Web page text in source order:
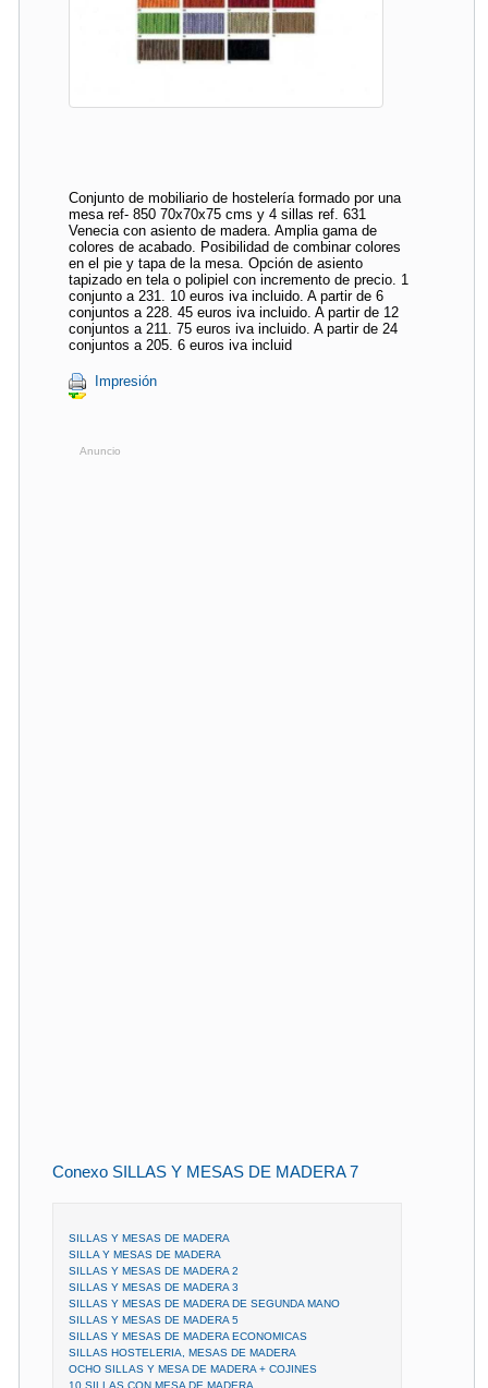
Conjunto de mobiliario de hostelería formado por una
mesa ref- 850 70x70x75 cms y 4 sillas ref. 631
Venecia con asiento de madera. Amplia gama de
colores de acabado. Posibilidad de combinar colores
en el pie y tapa de la mesa. Opción de asiento
tapizado en tela o polipiel con incremento de precio. 1
conjunto a 231. 10 euros iva incluido. A partir de 6
conjuntos a 228. 45 euros iva incluido. A partir de 12
conjuntos a 211. 75 euros iva incluido. A partir de 24
conjuntos a 205. 6 euros iva incluid
Impresión
Anuncio
Conexo SILLAS Y MESAS DE MADERA 7
SILLAS Y MESAS DE MADERA
SILLA Y MESAS DE MADERA
SILLAS Y MESAS DE MADERA 2
SILLAS Y MESAS DE MADERA 3
SILLAS Y MESAS DE MADERA DE SEGUNDA MANO
SILLAS Y MESAS DE MADERA 5
SILLAS Y MESAS DE MADERA ECONOMICAS
SILLAS HOSTELERIA, MESAS DE MADERA
OCHO SILLAS Y MESA DE MADERA + COJINES
10 SILLAS CON MESA DE MADERA